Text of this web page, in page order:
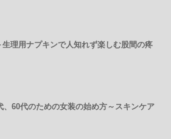
生理用ナプキンで人知れず楽しむ股間の疼
、60代のための女装の始め方～スキンケア